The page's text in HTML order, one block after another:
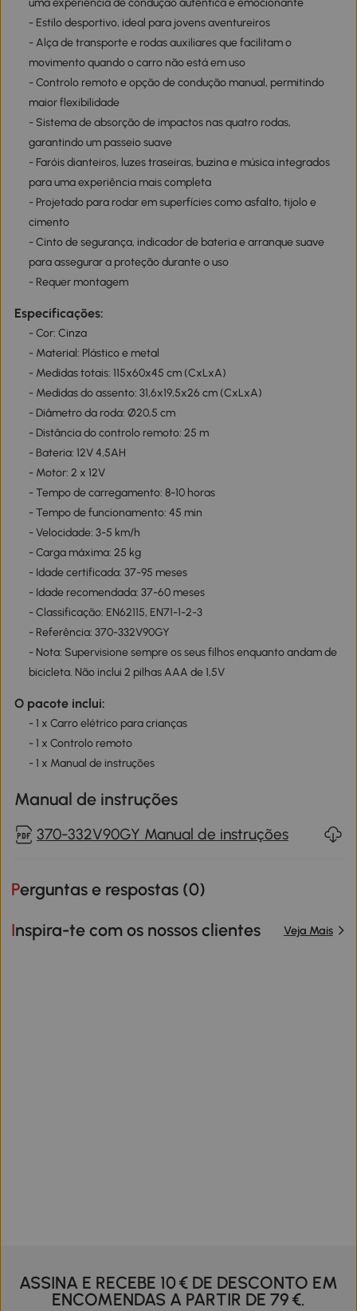
- Estilo desportivo, ideal para jovens aventureiros
- Alça de transporte e rodas auxiliares que facilitam o
movimento quando o carro não está em uso
- Controlo remoto e opção de condução manual, permitindo
maior flexibilidade
- Sistema de absorção de impactos nas quatro rodas,
garantindo um passeio suave
- Faróis dianteiros, luzes traseiras, buzina e música integrados
para uma experiência mais completa
- Projetado para rodar em superfícies como asfalto, tijolo e
cimento
- Cinto de segurança, indicador de bateria e arranque suave
para assegurar a proteção durante o uso
- Requer montagem
Especificações:
- Cor: Cinza
- Material: Plástico e metal
- Medidas totais: 115x60x45 cm (CxLxA)
- Medidas do assento: 31,6x19,5x26 cm (CxLxA)
- Diâmetro da roda: Ø20,5 cm
- Distância do controlo remoto: 25 m
- Bateria: 12V 4,5AH
- Motor: 2 x 12V
- Tempo de carregamento: 8-10 horas
- Tempo de funcionamento: 45 min
- Velocidade: 3-5 km/h
- Carga máxima: 25 kg
- Idade certificada: 37-95 meses
- Idade recomendada: 37-60 meses
- Classificação: EN62115, EN71-1-2-3
- Referência: 370-332V90GY
- Nota: Supervisione sempre os seus filhos enquanto andam de
bicicleta. Não inclui 2 pilhas AAA de 1,5V
O pacote inclui:
- 1 x Carro elétrico para crianças
- 1 x Controlo remoto
- 1 x Manual de instruções
Manual de instruções
370-332V90GY Manual de instruções
Perguntas e respostas (0)
Inspira-te com os nossos clientes Veja Mais
ASSINA E RECEBE 10 € DE DESCONTO EM
ENCOMENDAS A PARTIR DE 79 €.